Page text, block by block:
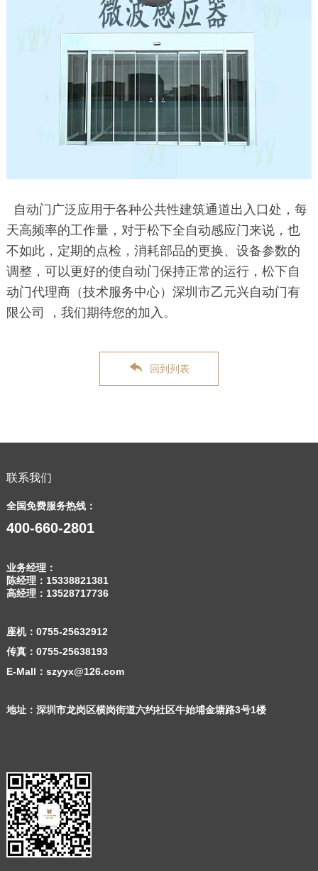
自动门广泛应用于各种公共性建筑通道出入口处，每
天高频率的工作量，对于松下全自动感应门来说，也
不如此，定期的点检，消耗部品的更换、设备参数的
调整，可以更好的使自动门保持正常的运行，松下自
动门代理商（技术服务中心）深圳市乙元兴自动门有
限公司 ，我们期待您的加入。
回到列表
联系我们
全国免费服务热线：
400-660-2801
业务经理：
陈经理： 15338821381
高经理： 13528717736
座机： 0755-25632912
传真：0755-25638193
E-Mall：szyyx@126.com
地址：深圳市龙岗区横岗街道六约社区牛始埔金塘路3号1楼